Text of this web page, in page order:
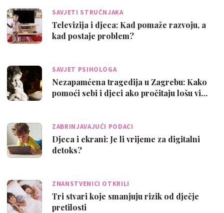
SAVJETI STRUČNJAKA
Televizija i djeca: Kad pomaže razvoju, a
kad postaje problem?
SAVJET PSIHOLOGA
Nezapamćena tragedija u Zagrebu: Kako
pomoći sebi i djeci ako pročitaju lošu vi…
ZABRINJAVAJUĆI PODACI
Djeca i ekrani: Je li vrijeme za digitalni
detoks?
ZNANSTVENICI OTKRILI
Tri stvari koje smanjuju rizik od dječje
pretilosti